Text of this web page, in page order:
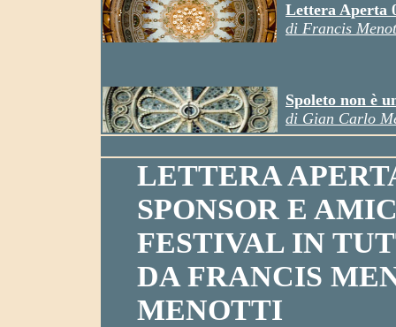
Lettera Aperta
di Francis
Spoleto non è
di Gian Carlo
LETTERA
SPONSOR E
FESTIVAL IN
DA FRANCIS
MENOTTI